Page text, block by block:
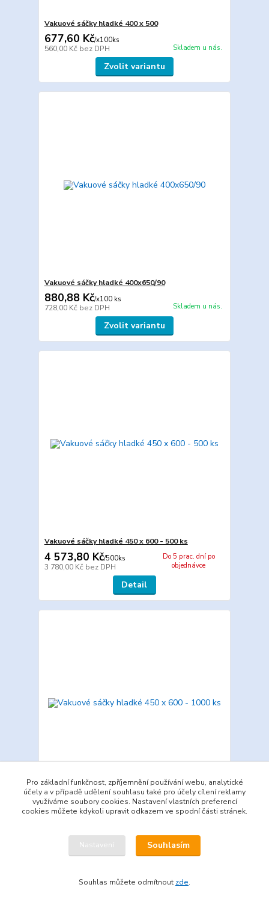
Vakuové sáčky hladké 400 x 500
677,60 Kč/x100ks
560,00 Kč bez DPH Skladem u nás.
Zvolit variantu
Vakuové sáčky hladké 400x650/90
880,88 Kč/x100 ks
728,00 Kč bez DPH Skladem u nás.
Zvolit variantu
Vakuové sáčky hladké 450 x 600 - 500 ks
4 573,80 Kč/500ks
3 780,00 Kč bez DPH
Do 5 prac. dní po
objednávce
Detail
Vakuové sáčky hladké 450 x 600 - 1000 ks
9 147,00 Kč 1tis.ks
Do 5 prac. dní po
Pro základní funkčnost, zpříjemnění používání webu, analytické
účely a v případě udělení souhlasu také pro účely cílení reklamy
využíváme soubory cookies. Nastavení vlastních preferencí
cookies můžete kdykoli upravit odkazem ve spodní části stránek.
Nastavení Souhlasím
Souhlas můžete odmítnout zde.